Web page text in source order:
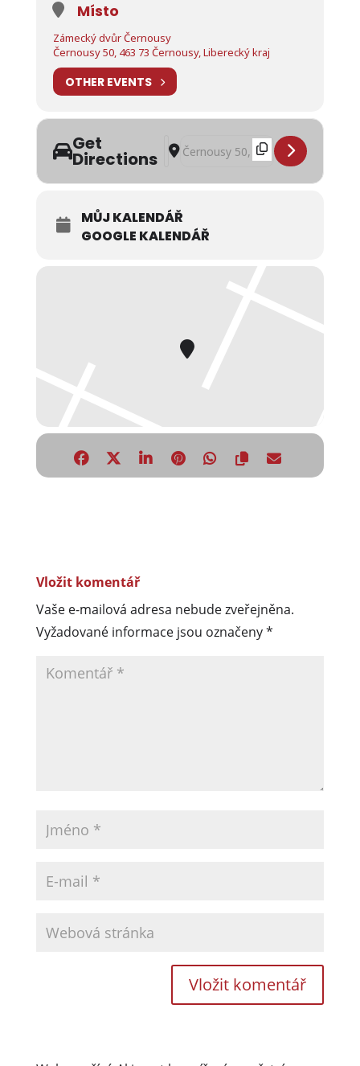
Místo
Zámecký dvůr Černousy
Černousy 50, 463 73 Černousy, Liberecký kraj
OTHER EVENTS
Get
Directions
Address - Polední menu týden 21. -
Destination Address - Polední
MŮJ KALENDÁŘ
GOOGLE KALENDÁŘ
Vložit komentář
Vaše e-mailová adresa nebude zveřejněna.
Vyžadované informace jsou označeny*